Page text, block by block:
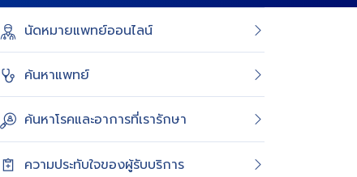
นัดหมายแพทย์ออนไลน์
ค้นหาแพทย์
ค้นหาโรคและอาการที่เรารักษา
ความประทับใจของผู้รับบริการ